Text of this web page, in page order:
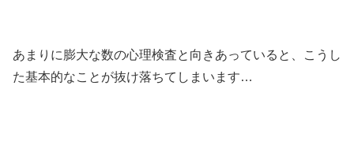
あまりに膨大な数の心理検査と向きあっていると、こうし
た基本的なことが抜け落ちてしまいます…